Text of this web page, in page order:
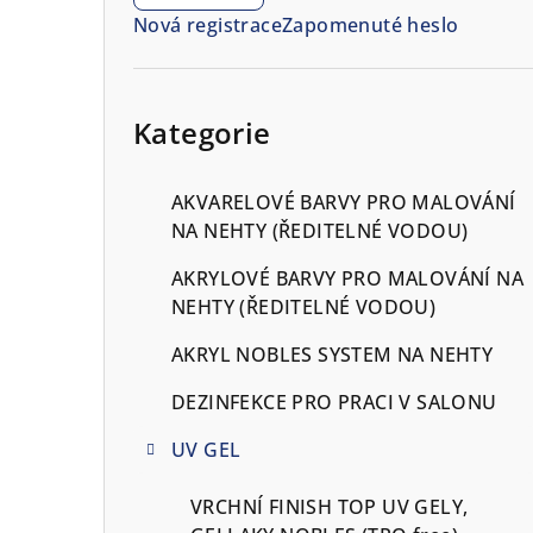
Nová registraceZapomenuté heslo
Kategorie
AKVARELOVÉ BARVY PRO MALOVÁNÍ
NA NEHTY (ŘEDITELNÉ VODOU)
AKRYLOVÉ BARVY PRO MALOVÁNÍ NA
NEHTY (ŘEDITELNÉ VODOU)
AKRYL NOBLES SYSTEM NA NEHTY
DEZINFEKCE PRO PRACI V SALONU
UV GEL
VRCHNÍ FINISH TOP UV GELY,